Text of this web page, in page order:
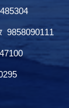
9858090111